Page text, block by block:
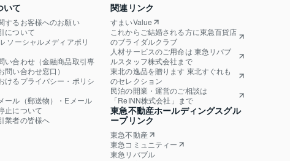
いて
するお客様へのお願い
について
ソーシャルメディアポリ
い合わせ（金融商品取引専
問い合わせ窓口）
けるプライバシー・ポリシ
ール（郵送物）・Eメール
止について
業者の皆様へ
関連リンク
すまいValue
これからご結婚される方に東急百貨店
のブライダルクラブ
人材サービスのご用命は 東急リバブ
ルスタッフ株式会社まで
東北の逸品を贈ります 東北すぐれも
のセレクション
民泊の開業・運営のご相談は
「ReINN株式会社」まで
東急不動産ホールディングスグル
ープリンク
東急不動産
東急コミュニティー
東急リバブル